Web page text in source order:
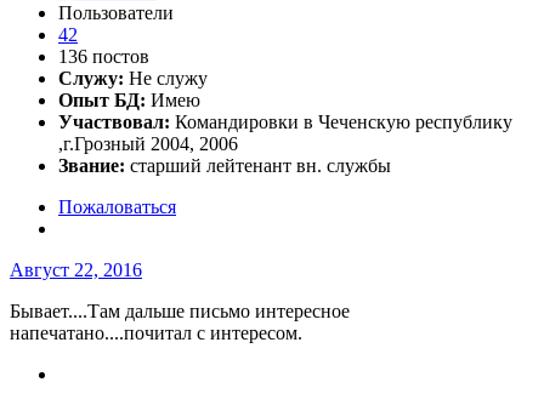
Пользователи
42
136 постов
Служу: Не служу
Опыт БД: Имею
Участвовал: Командировки в Чеченскую республику
,г.Грозный 2004, 2006
Звание: старший лейтенант вн. службы
Пожаловаться
Август 22, 2016
Бывает....Там дальше письмо интересное
напечатано....почитал с интересом.